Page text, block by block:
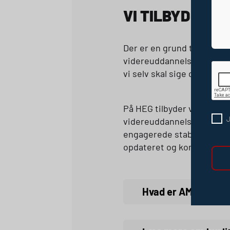
VI TILBYDER
Der er en grund til, at
videreuddannelse. Vi
vi selv skal sige det.
På HEG tilbyder vi et
videreuddannelse for
engagerede stab af
opdateret og
Hvad er AMU